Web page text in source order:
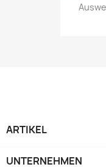
ARTIKEL
UNTERNEHMEN